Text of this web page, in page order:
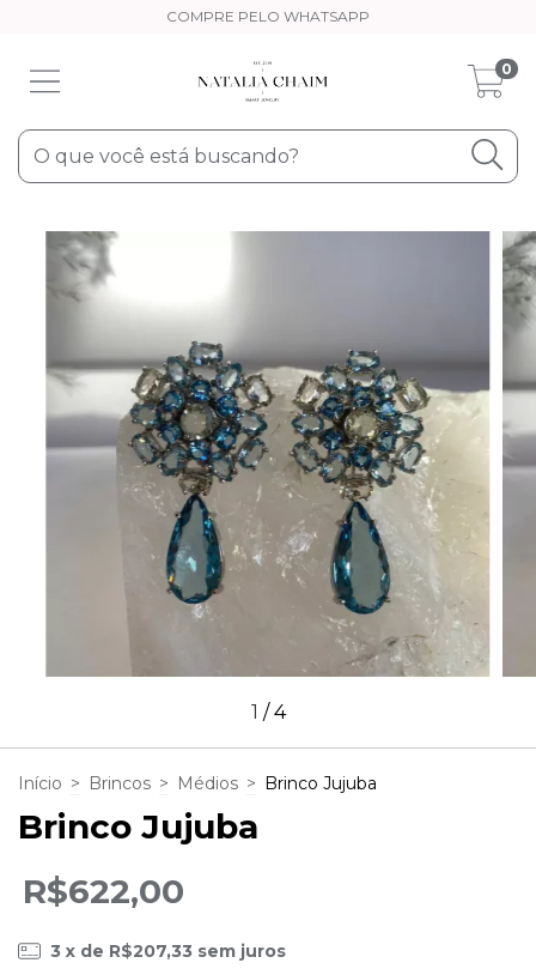
COMPRE PELO WHATSAPP
0
1 /4
Início > Brincos > Médios > Brinco Jujuba
Brinco Jujuba
R$622,00
3 x de R$207,33 sem juros